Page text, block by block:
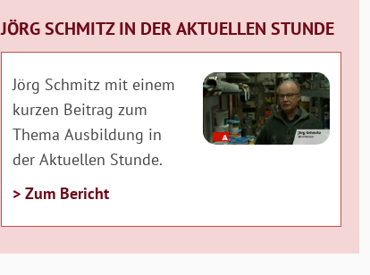
JÖRG SCHMITZ IN DER AKTUELLEN STUNDE
Jörg Schmitz mit einem
kurzen Beitrag zum
Thema Ausbildung in
der Aktuellen Stunde.
> Zum Bericht